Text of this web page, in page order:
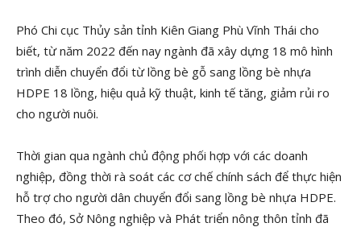
Phó Chi cục Thủy sản tỉnh Kiên Giang Phù Vĩnh Thái cho
biết, từ năm 2022 đến nay ngành đã xây dựng 18 mô hình
trình diễn chuyển đổi từ lồng bè gỗ sang lồng bè nhựa
HDPE 18 lồng, hiệu quả kỹ thuật, kinh tế tăng, giảm rủi ro
cho người nuôi.
Thời gian qua ngành chủ động phối hợp với các doanh
nghiệp, đồng thời rà soát các cơ chế chính sách để thực hiện
hỗ trợ cho người dân chuyển đổi sang lồng bè nhựa HDPE.
Theo đó, Sở Nông nghiệp và Phát triển nông thôn tỉnh đã